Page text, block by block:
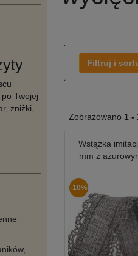
Twojej
zniżki,
Filtruj i
Zobrazowano 1 -
Wstążka
mm z
-10%